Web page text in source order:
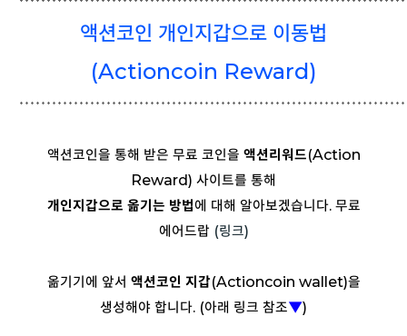
액션코인 개인지갑으로 이동법
(Actioncoin Reward)
액션코인을 통해 받은 무료 코인을 액션리워드(Action
Reward) 사이트를 통해
개인지갑으로 옮기는 방법에 대해 알아보겠습니다. 무료
에어드랍 (링크)
옮기기에 앞서 액션코인 지갑(Actioncoin wallet)을
생성해야 합니다. (아래 링크 참조▼)